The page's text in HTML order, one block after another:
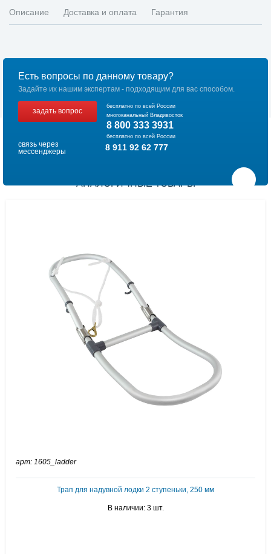
Описание Доставка и оплата Гарантия
Есть вопросы по данному товару?
Задайте их нашим экспертам - подходящим для вас способом.
задать вопрос
бесплатно по всей России
многоканальный Владивосток
8 800 333 3931
бесплатно по всей России
связь через
мессенджеры
8 911 92 62 777
АНАЛОГИЧНЫЕ ТОВАРЫ
арт: 1605_ladder
Трап для надувной лодки 2 ступеньки, 250 мм
В наличии: 3 шт.